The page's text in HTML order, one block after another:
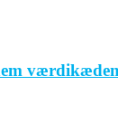
værdikæden